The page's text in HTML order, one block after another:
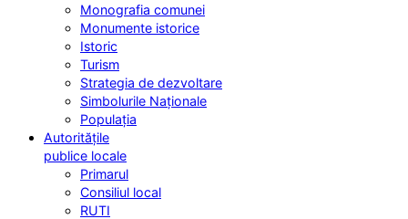
Monografia comunei
Monumente istorice
Istoric
Turism
Strategia de dezvoltare
Simbolurile Naționale
Populația
Autoritățile
publice locale
Primarul
Consiliul local
RUTI